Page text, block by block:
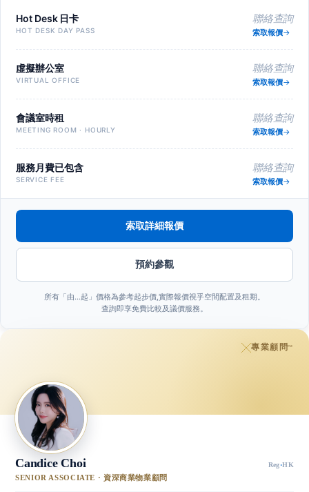
Hot Desk 日卡
HOT DESK DAY PASS
聯絡查詢
索取報價
虛擬辦公室
VIRTUAL OFFICE
聯絡查詢
索取報價
會議室時租
MEETING ROOM · HOURLY
聯絡查詢
索取報價
服務月費已包含
SERVICE FEE
聯絡查詢
索取報價
索取詳細報價
預約參觀
所有「由…起」價格為參考起步價,實際報價視乎空間配置及租期。
查詢即享免費比較及議價服務。
專業顧問™
Candice Choi Reg·HK
SENIOR ASSOCIATE · 資深商業物業顧問